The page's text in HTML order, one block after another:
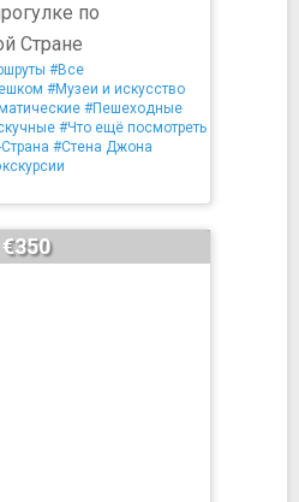
по
Стране
#Все
#Музеи и искусство
#Пешеходные
#Что ещё посмотреть
#Стена Джона
€350